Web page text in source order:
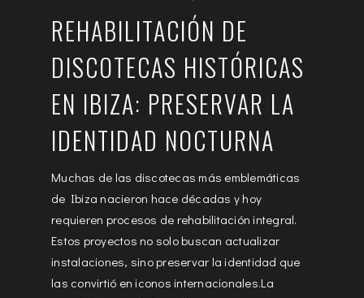
REHABILITACIÓN DE
DISCOTECAS HISTÓRICAS
EN IBIZA: PRESERVAR LA
IDENTIDAD NOCTURNA
Muchas de las discotecas más emblemáticas
de Ibiza nacieron hace décadas y hoy
requieren procesos de rehabilitación integral.
Estos proyectos no solo buscan actualizar
instalaciones, sino preservar la identidad que
las convirtió en iconos internacionales.La